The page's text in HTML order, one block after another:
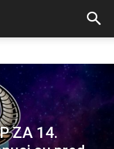
ZA 14.